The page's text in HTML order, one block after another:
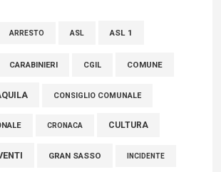
per onorare il sacrificio dei nostri
ARRESTO ASL ASL 1
CARABINIERI CGIL COMUNE
CONSIGLIO COMUNALE
CRONACA CULTURA
GRAN SASSO INCIDENTE